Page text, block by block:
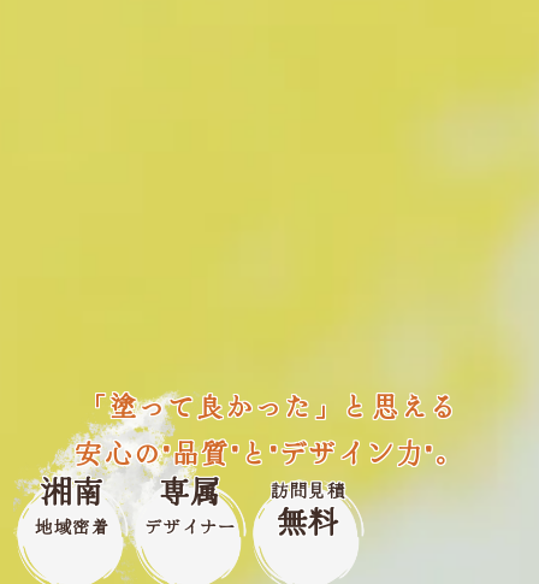
「塗って良かった」と思える
安心の"品質"と"デザイン力"。
湘南
地域密着
専属
デザイナー
訪問見積
無料